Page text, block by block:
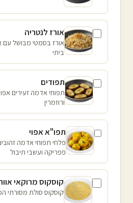
אורז לנטריה
אורז בסמטי מבושל עם
ביתי
תפודים
תפוחי אדמה זעירים
ורוזמרין
תפו"א אפוי
פלחי תפוחי אדמה
פפריקה ועשבי תיבול
קוסקוס מרוקאי
קוסקוס סולת מסורתי